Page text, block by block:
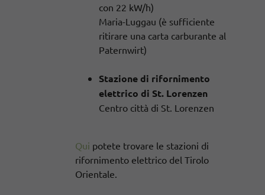
con 22 kW/h)
Maria-Luggau (è sufficiente
ritirare una carta carburante al
Paternwirt)
Stazione di rifornimento
elettrico di St. Lorenzen
Centro città di St. Lorenzen
Qui potete trovare le stazioni di
rifornimento elettrico del Tirolo
Orientale.